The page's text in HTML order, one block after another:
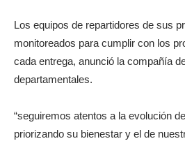
Los equipos de repartidores de sus
monitoreados para cumplir con los
cada entrega, anunció la compañía
departamentales.
“seguiremos atentos a la evolución
priorizando su bienestar y el de